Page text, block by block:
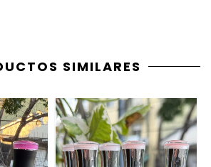
SIMILARES